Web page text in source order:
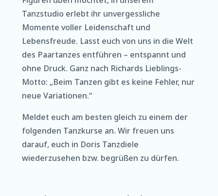
Tanzstudio erlebt ihr unvergessliche
Momente voller Leidenschaft und
Lebensfreude. Lasst euch von uns in die Welt
des Paartanzes entführen – entspannt und
ohne Druck. Ganz nach Richards Lieblings-
Motto: „Beim Tanzen gibt es keine Fehler, nur
neue Variationen.“
Meldet euch am besten gleich zu einem der
folgenden Tanzkurse an. Wir freuen uns
darauf, euch in Doris Tanzdiele
wiederzusehen bzw. begrüßen zu dürfen.